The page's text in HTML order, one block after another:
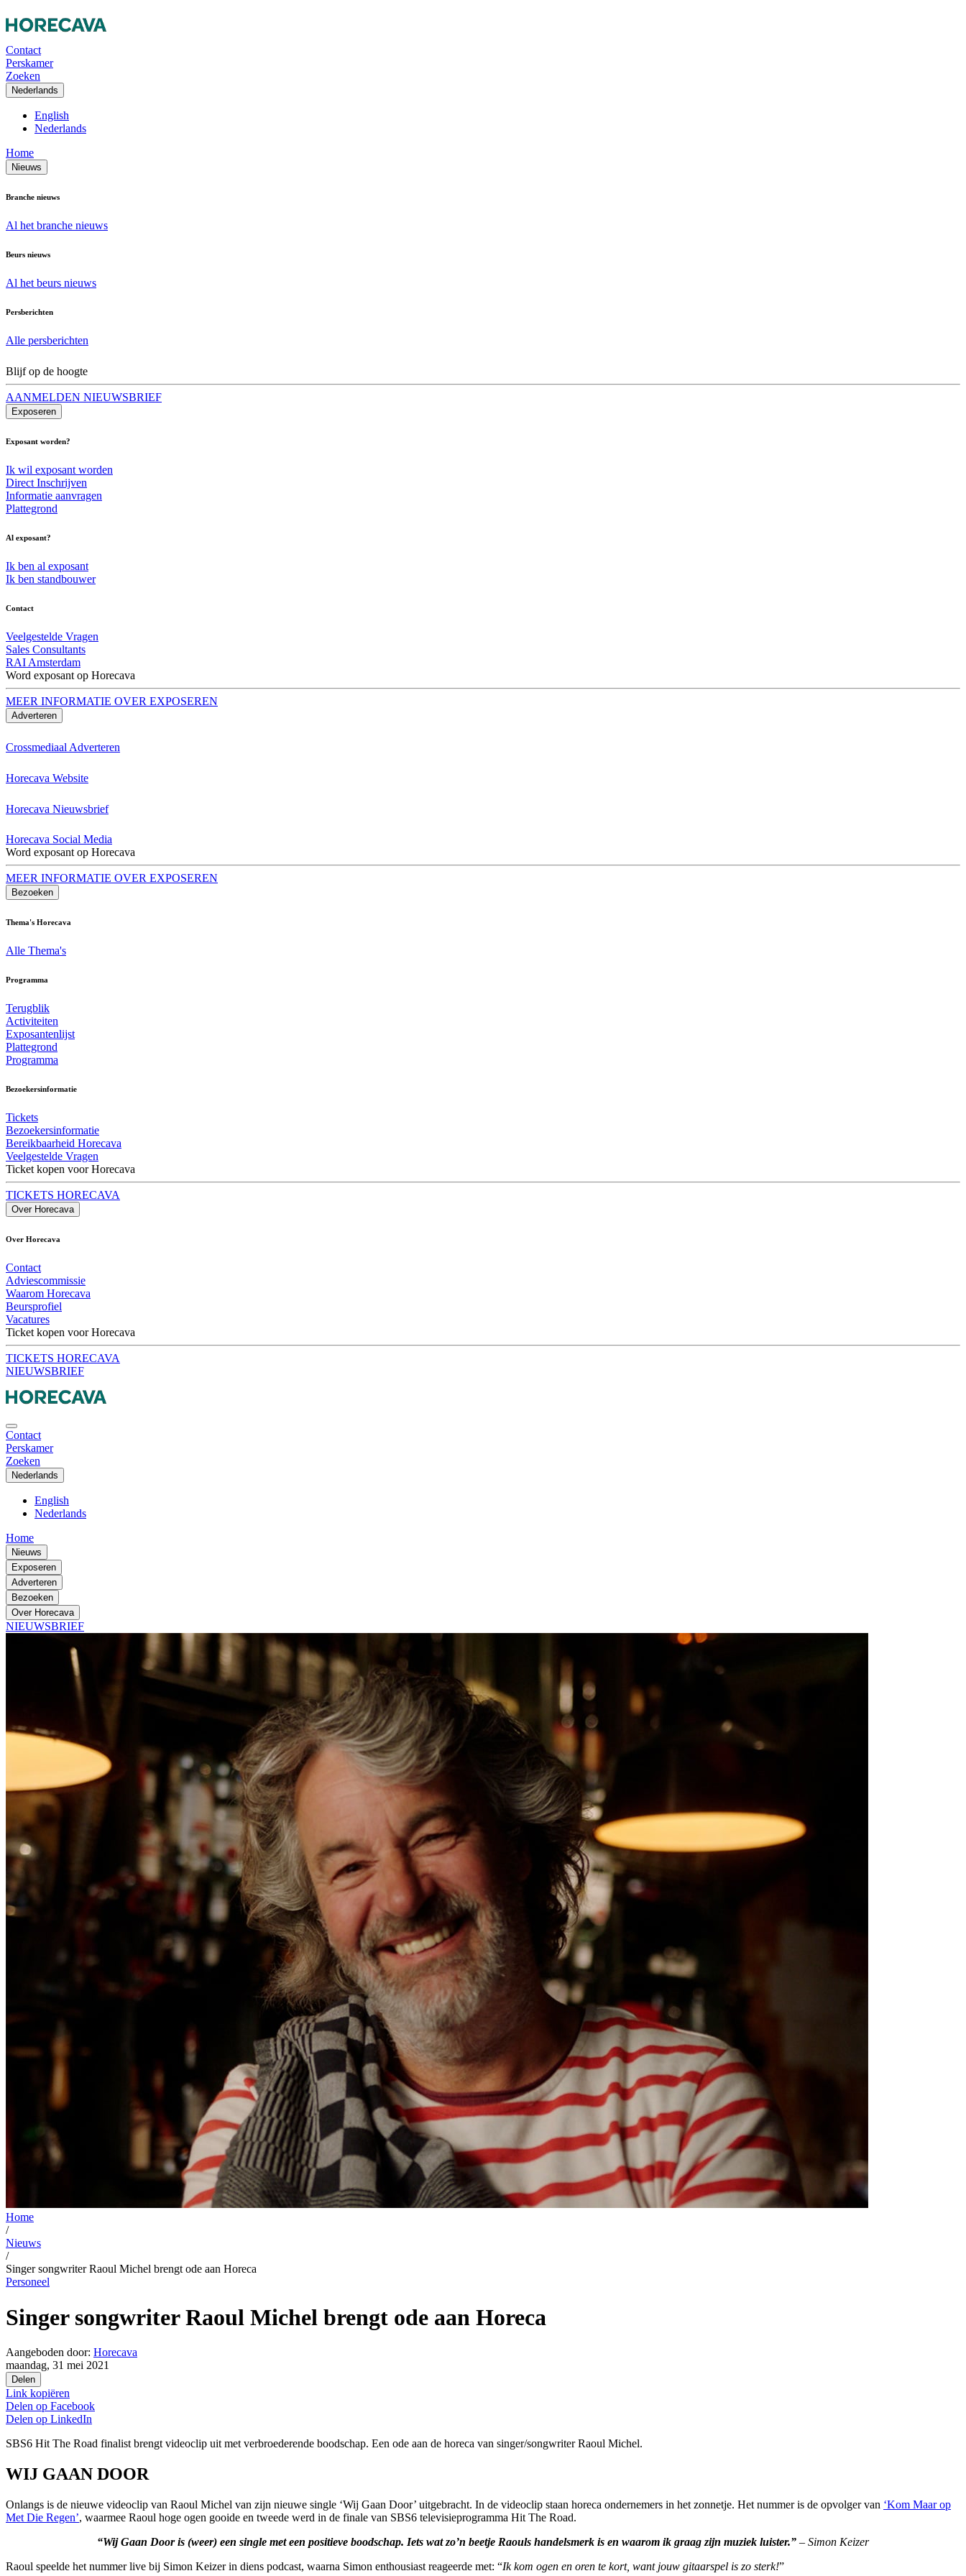
Contact
Perskamer
Zoeken
Nederlands
English
Nederlands
Home
Nieuws
Branche nieuws
Al het branche nieuws
Beurs nieuws
Al het beurs nieuws
Persberichten
Alle persberichten
Blijf op de hoogte
AANMELDEN NIEUWSBRIEF
Exposeren
Exposant worden?
Ik wil exposant worden
Direct Inschrijven
Informatie aanvragen
Plattegrond
Al exposant?
Ik ben al exposant
Ik ben standbouwer
Contact
Veelgestelde Vragen
Sales Consultants
RAI Amsterdam
Word exposant op Horecava
MEER INFORMATIE OVER EXPOSEREN
Adverteren
Crossmediaal Adverteren
Horecava Website
Horecava Nieuwsbrief
Horecava Social Media
Word exposant op Horecava
MEER INFORMATIE OVER EXPOSEREN
Bezoeken
Thema's Horecava
Alle Thema's
Programma
Terugblik
Activiteiten
Exposantenlijst
Plattegrond
Programma
Bezoekersinformatie
Tickets
Bezoekersinformatie
Bereikbaarheid Horecava
Veelgestelde Vragen
Ticket kopen voor Horecava
TICKETS HORECAVA
Over Horecava
Over Horecava
Contact
Adviescommissie
Waarom Horecava
Beursprofiel
Vacatures
Ticket kopen voor Horecava
TICKETS HORECAVA
NIEUWSBRIEF
Contact
Perskamer
Zoeken
Nederlands
English
Nederlands
Home
Nieuws
Exposeren
Adverteren
Bezoeken
Over Horecava
NIEUWSBRIEF
Home
/
Nieuws
/
Singer songwriter Raoul Michel brengt ode aan Horeca
Personeel
Singer songwriter Raoul Michel brengt ode aan Horeca
Aangeboden door: Horecava
maandag, 31 mei 2021
Delen
Link kopiëren
Delen op Facebook
Delen op LinkedIn
SBS6 Hit The Road finalist brengt videoclip uit met verbroederende boodschap. Een ode aan de horeca van singer/songwriter Raoul Michel.
WIJ GAAN DOOR
Onlangs is de nieuwe videoclip van Raoul Michel van zijn nieuwe single ‘Wij Gaan Door’ uitgebracht. In de videoclip staan horeca ondernemers in het zonnetje. Het nummer is de opvolger van ‘Kom Maar op
Met Die Regen’, waarmee Raoul hoge ogen gooide en tweede werd in de finale van SBS6 televisieprogramma Hit The Road.
“Wij Gaan Door is (weer) een single met een positieve boodschap. Iets wat zo’n beetje Raouls handelsmerk is en waarom ik graag zijn muziek luister.” – Simon Keizer
Raoul speelde het nummer live bij Simon Keizer in diens podcast, waarna Simon enthousiast reageerde met: “Ik kom ogen en oren te kort, want jouw gitaarspel is zo sterk!”